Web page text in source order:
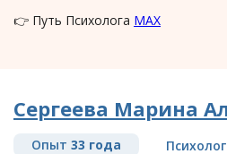
👉 Путь Психолога MAX
Сергеева Марина
Опыт 33 года